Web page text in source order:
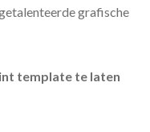
grafische
template te laten